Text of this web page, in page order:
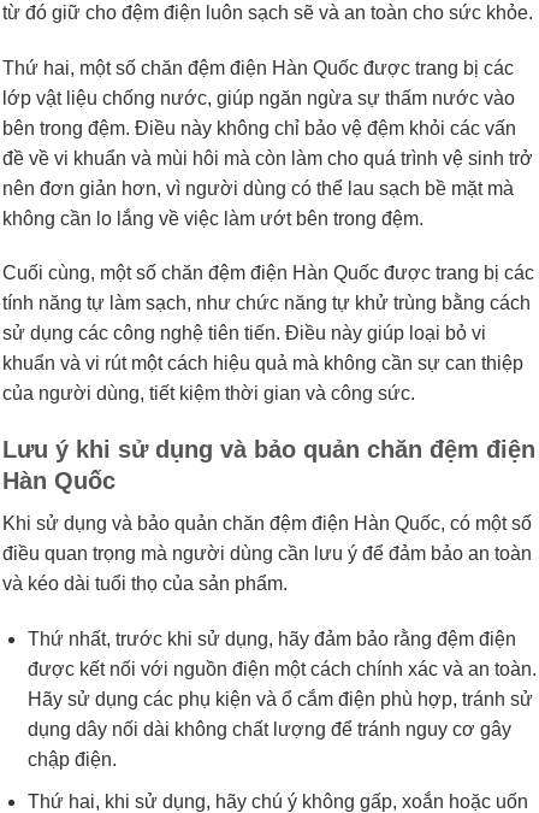
từ đó giữ cho đệm điện luôn sạch sẽ và an toàn cho sức khỏe.
Thứ hai, một số chăn đệm điện Hàn Quốc được trang bị các
lớp vật liệu chống nước, giúp ngăn ngừa sự thấm nước vào
bên trong đệm. Điều này không chỉ bảo vệ đệm khỏi các vấn
đề về vi khuẩn và mùi hôi mà còn làm cho quá trình vệ sinh trở
nên đơn giản hơn, vì người dùng có thể lau sạch bề mặt mà
không cần lo lắng về việc làm ướt bên trong đệm.
Cuối cùng, một số chăn đệm điện Hàn Quốc được trang bị các
tính năng tự làm sạch, như chức năng tự khử trùng bằng cách
sử dụng các công nghệ tiên tiến. Điều này giúp loại bỏ vi
khuẩn và vi rút một cách hiệu quả mà không cần sự can thiệp
của người dùng, tiết kiệm thời gian và công sức.
Lưu ý khi sử dụng và bảo quản chăn đệm điện
Hàn Quốc
Khi sử dụng và bảo quản chăn đệm điện Hàn Quốc, có một số
điều quan trọng mà người dùng cần lưu ý để đảm bảo an toàn
và kéo dài tuổi thọ của sản phẩm.
Thứ nhất, trước khi sử dụng, hãy đảm bảo rằng đệm điện
được kết nối với nguồn điện một cách chính xác và an toàn.
Hãy sử dụng các phụ kiện và ổ cắm điện phù hợp, tránh sử
dụng dây nối dài không chất lượng để tránh nguy cơ gây
chập điện.
Thứ hai, khi sử dụng, hãy chú ý không gấp, xoắn hoặc uốn